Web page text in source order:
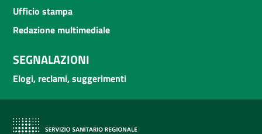
Ufficio stampa
Redazione multimediale
SEGNALAZIONI
Elogi, reclami, suggerimenti